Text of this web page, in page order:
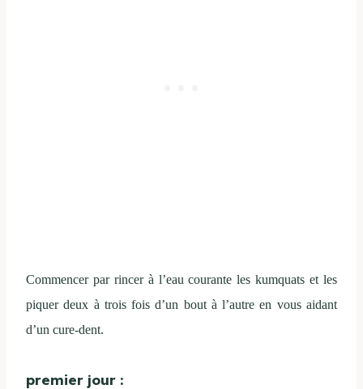
Commencer par rincer à l’eau courante les kumquats et les
piquer deux à trois fois d’un bout à l’autre en vous aidant
d’un cure-dent.
premier jour :